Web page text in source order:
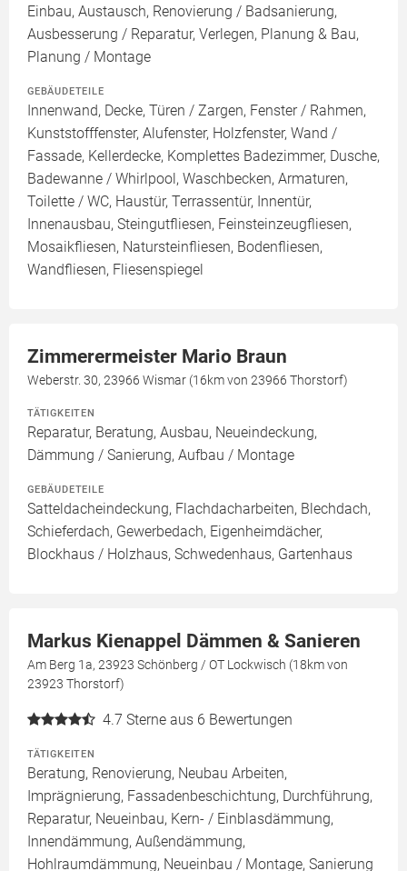
Einbau, Austausch, Renovierung / Badsanierung,
Ausbesserung / Reparatur, Verlegen, Planung & Bau,
Planung / Montage
GEBÄUDETEILE
Innenwand, Decke, Türen / Zargen, Fenster / Rahmen,
Kunststofffenster, Alufenster, Holzfenster, Wand /
Fassade, Kellerdecke, Komplettes Badezimmer, Dusche,
Badewanne / Whirlpool, Waschbecken, Armaturen,
Toilette / WC, Haustür, Terrassentür, Innentür,
Innenausbau, Steingutfliesen, Feinsteinzeugfliesen,
Mosaikfliesen, Natursteinfliesen, Bodenfliesen,
Wandfliesen, Fliesenspiegel
Zimmerermeister Mario Braun
Weberstr. 30, 23966 Wismar (16km von 23966 Thorstorf)
TÄTIGKEITEN
Reparatur, Beratung, Ausbau, Neueindeckung,
Dämmung / Sanierung, Aufbau / Montage
GEBÄUDETEILE
Satteldacheindeckung, Flachdacharbeiten, Blechdach,
Schieferdach, Gewerbedach, Eigenheimdächer,
Blockhaus / Holzhaus, Schwedenhaus, Gartenhaus
Markus Kienappel Dämmen & Sanieren
Am Berg 1a, 23923 Schönberg / OT Lockwisch (18km von
23923 Thorstorf)
4.7 Sterne aus 6 Bewertungen
TÄTIGKEITEN
Beratung, Renovierung, Neubau Arbeiten,
Imprägnierung, Fassadenbeschichtung, Durchführung,
Reparatur, Neueinbau, Kern- / Einblasdämmung,
Innendämmung, Außendämmung,
Hohlraumdämmung, Neueinbau / Montage, Sanierung